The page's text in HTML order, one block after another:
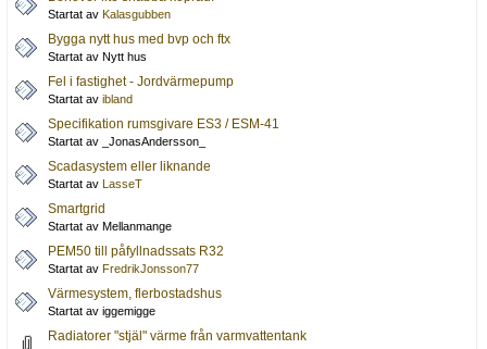
Startat av Kalasgubben
Bygga nytt hus med bvp och ftx
Startat av Nytt hus
Fel i fastighet - Jordvärmepump
Startat av ibland
Specifikation rumsgivare ES3 / ESM-41
Startat av _JonasAndersson_
Scadasystem eller liknande
Startat av LasseT
Smartgrid
Startat av Mellanmange
PEM50 till påfyllnadssats R32
Startat av FredrikJonsson77
Värmesystem, flerbostadshus
Startat av iggemigge
Radiatorer "stjäl" värme från varmvattentank